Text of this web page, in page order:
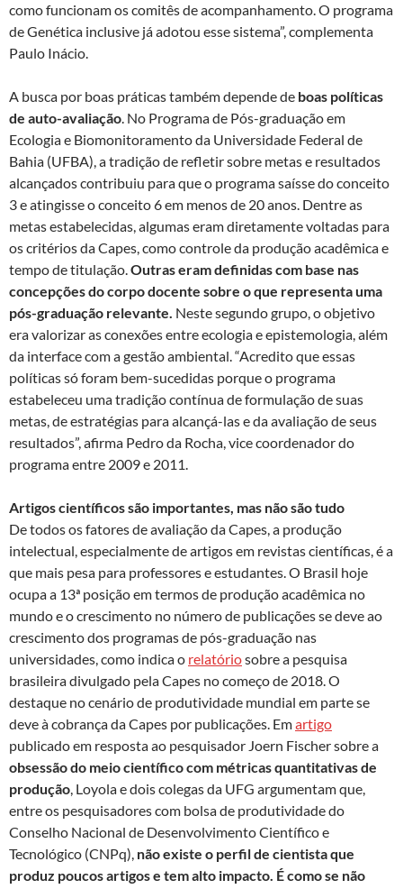
como funcionam os comitês de acompanhamento. O programa
de Genética inclusive já adotou esse sistema”, complementa
Paulo Inácio.
A busca por boas práticas também depende de boas políticas
de auto-avaliação. No Programa de Pós-graduação em
Ecologia e Biomonitoramento da Universidade Federal de
Bahia (UFBA), a tradição de refletir sobre metas e resultados
alcançados contribuiu para que o programa saísse do conceito
3 e atingisse o conceito 6 em menos de 20 anos. Dentre as
metas estabelecidas, algumas eram diretamente voltadas para
os critérios da Capes, como controle da produção acadêmica e
tempo de titulação.Outras eram definidas com base nas
concepções do corpo docente sobre o que representa uma
pós-graduação relevante. Neste segundo grupo, o objetivo
era valorizar as conexões entre ecologia e epistemologia, além
da interface com a gestão ambiental. “Acredito que essas
políticas só foram bem-sucedidas porque o programa
estabeleceu uma tradição contínua de formulação de suas
metas, de estratégias para alcançá-las e da avaliação de seus
resultados”, afirma Pedro da Rocha, vice coordenador do
programa entre 2009 e 2011.
Artigos científicos são importantes, mas não são tudo
De todos os fatores de avaliação da Capes, a produção
intelectual, especialmente de artigos em revistas científicas, é a
que mais pesa para professores e estudantes. O Brasil hoje
ocupa a 13ª posição em termos de produção acadêmica no
mundo e o crescimento no número de publicações se deve ao
crescimento dos programas de pós-graduação nas
universidades, como indica o relatóriosobre a pesquisa
brasileira divulgado pela Capes no começo de 2018. O
destaque no cenário de produtividade mundial em parte se
deve à cobrança da Capes por publicações. Emartigo
publicado em resposta ao pesquisador Joern Fischer sobre a
obsessão do meio científico com métricas quantitativas de
produção, Loyola e dois colegas da UFG argumentam que,
entre os pesquisadores com bolsa de produtividade do
Conselho Nacional de Desenvolvimento Científico e
Tecnológico (CNPq), não existe o perfil de cientista que
produz poucos artigos e tem alto impacto. É como se não